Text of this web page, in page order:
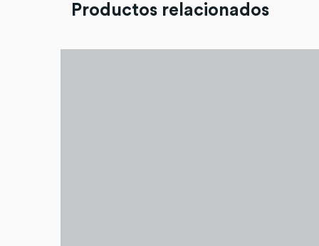
Productos relacionados